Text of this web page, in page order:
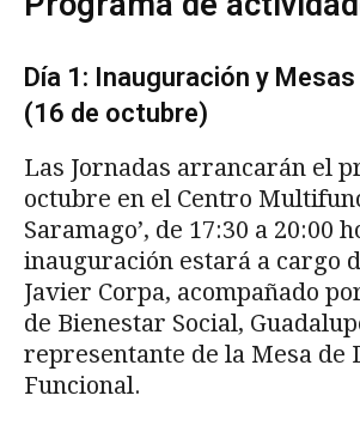
Día 1: Inauguración y
(16 de octubre)
Las Jornadas arrancarán el
octubre en el Centro
Saramago’, de 17:30 a 20:00
inauguración estará a cargo
Javier Corpa, acompañado
de Bienestar Social,
representante de la Mesa de
Funcional.